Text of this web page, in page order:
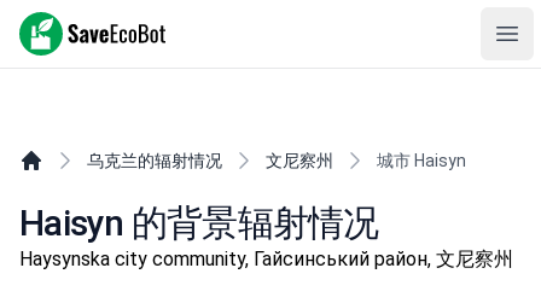
SaveEcoBot
乌克兰的辐射情况 文尼察州 城市 Haisyn
Haisyn 的背景辐射情况
Haysynska city community, Гайсинський район, 文尼察州